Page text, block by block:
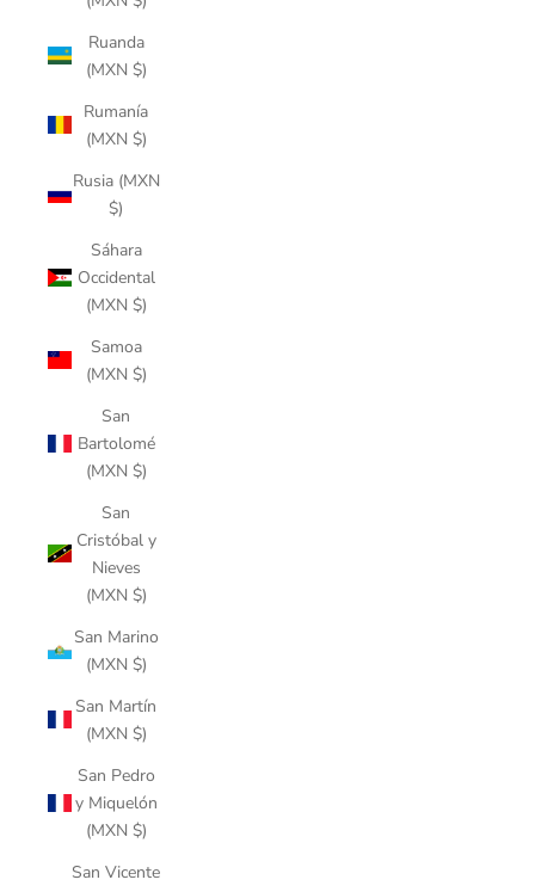
Ruanda
(MXN $)
Rumanía
(MXN $)
Rusia (MXN
$)
Sáhara
Occidental
(MXN $)
Samoa
(MXN $)
San
Bartolomé
(MXN $)
San
Cristóbal y
Nieves
(MXN $)
San Marino
(MXN $)
San Martín
(MXN $)
San Pedro
y Miquelón
(MXN $)
San Vicente